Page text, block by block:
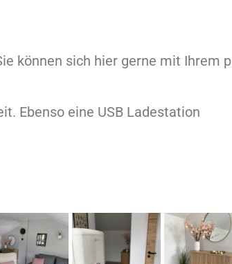
können sich hier gerne mit Ihrem
Ebenso eine USB Ladestation